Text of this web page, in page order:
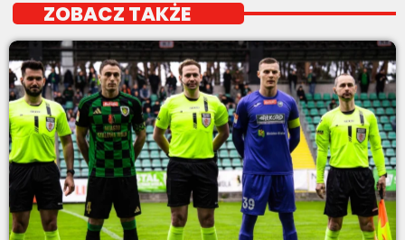
ZOBACZ TAKŻE